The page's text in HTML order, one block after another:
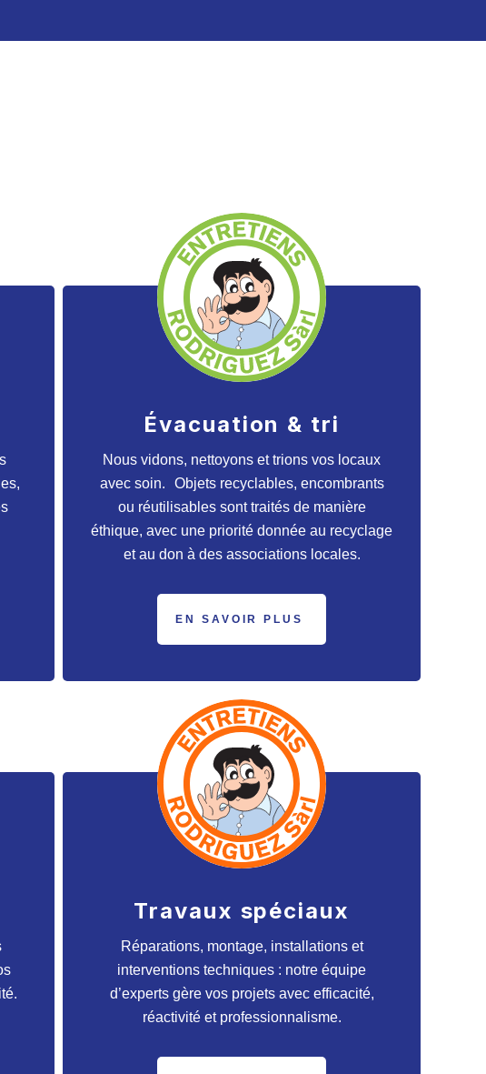
Évacuation & tri
Nous vidons, nettoyons et trions vos locaux
avec soin. Objets recyclables, encombrants
ou réutilisables sont traités de manière
éthique, avec une priorité donnée au recyclage
et au don à des associations locales.
EN SAVOIR PLUS
Travaux spéciaux
Réparations, montage, installations et
interventions techniques : notre équipe
d’experts gère vos projets avec efficacité,
réactivité et professionnalisme.